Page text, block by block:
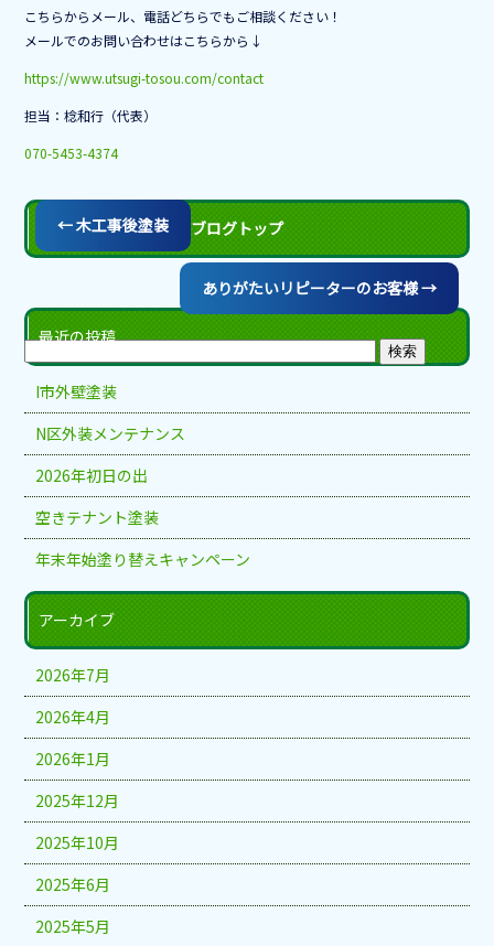
こちらからメール、電話どちらでもご相談ください！
メールでのお問い合わせはこちらから↓
https://www.utsugi-tosou.com/contact
担当：棯和行（代表）
070-5453-4374
←木工事後塗装
ありがたいリピーターのお客様→
ブログトップ
最近の投稿
I市外壁塗装
N区外装メンテナンス
2026年初日の出
空きテナント塗装
年末年始塗り替えキャンペーン
アーカイブ
2026年7月
2026年4月
2026年1月
2025年12月
2025年10月
2025年6月
2025年5月